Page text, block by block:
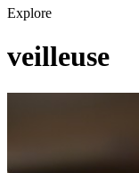
Explore
veilleuse